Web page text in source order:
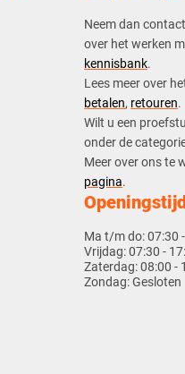
Neem dan
over het werken
kennisbank.
​Lees meer over
betalen, retouren.​
​Wilt u een
onder de
​​Meer over ons te
pagina.
Ma t/m do:07:30
Vrijdag:07:30 -
Zaterdag:08:00 -
Zondag:Gesloten